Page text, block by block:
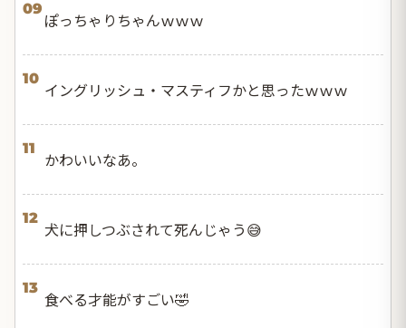
09
ぽっちゃりちゃんｗｗｗ
10
イングリッシュ・マスティフかと思ったｗｗｗ
11
かわいいなあ。
12
犬に押しつぶされて死んじゃう😅
13
食べる才能がすごい🤣